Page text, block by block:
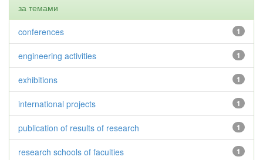
за темами
1
conferences
1
engineering activities
1
exhibitions
1
international projects
1
publication of results of research
1
research schools of faculties